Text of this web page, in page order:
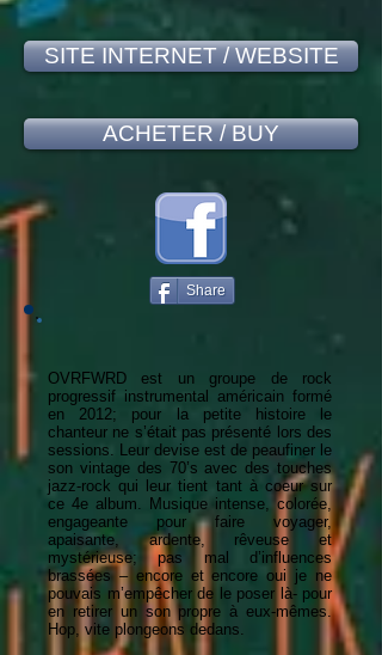
SITE INTERNET / WEBSITE
ACHETER / BUY
Share
OVRFWRD est un groupe de rock
progressif instrumental américain formé
en 2012; pour la petite histoire le
chanteur ne s’était pas présenté lors des
sessions. Leur devise est de peaufiner le
son vintage des 70’s avec des touches
jazz-rock qui leur tient tant à coeur sur
ce 4e album. Musique intense, colorée,
engageante pour faire voyager,
apaisante, ardente, rêveuse et
mystérieuse; pas mal d’influences
brassées – encore et encore oui je ne
pouvais m’empêcher de le poser là- pour
en retirer un son propre à eux-mêmes.
Hop, vite plongeons dedans.